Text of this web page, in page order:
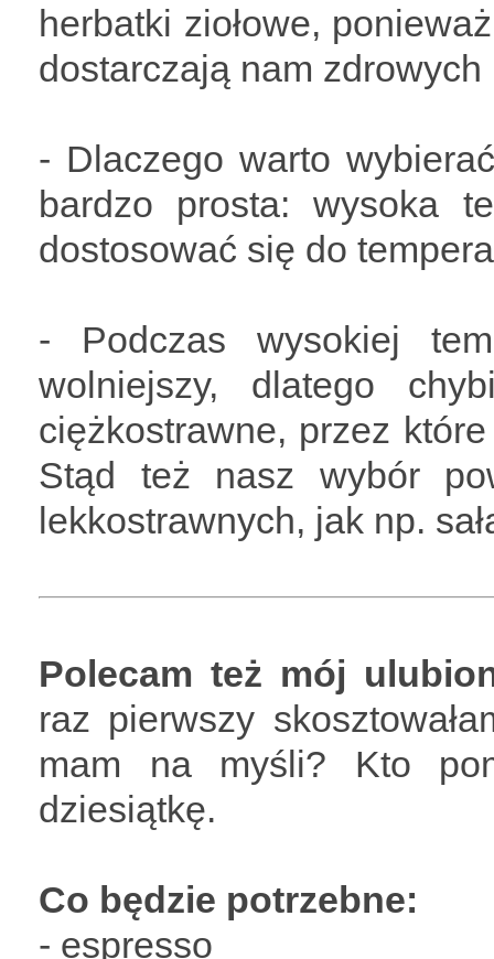
herbatki ziołowe,
dostarczają nam zdrowych
- Dlaczego warto
bardzo prosta: wysoka
dostosować się do
- Podczas wysokiej
wolniejszy, dlatego
ciężkostrawne, przez
Stąd też nasz wybór
lekkostrawnych, jak np.
Polecam też mój
raz pierwszy
mam na myśli? Kto
dziesiątkę.
Co będzie potrzebne:
- espresso